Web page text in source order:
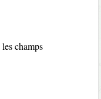
les champs